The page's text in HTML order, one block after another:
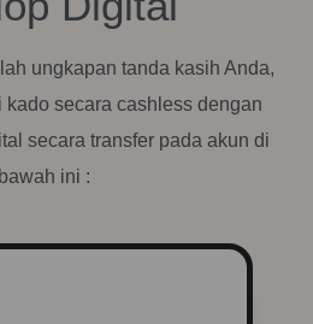
ungkapan tanda kasih Anda,
kado secara cashless dengan
secara transfer pada akun di
bawah ini :